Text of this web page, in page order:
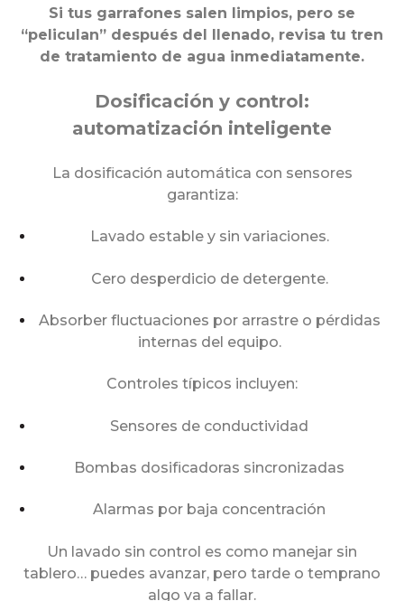
Si tus garrafones salen limpios, pero se
“peliculan” después del llenado, revisa tu tren
de tratamiento de agua inmediatamente.
Dosificación y control:
automatización inteligente
La dosificación automática con sensores
garantiza:
Lavado estable y sin variaciones.
Cero desperdicio de detergente.
Absorber fluctuaciones por arrastre o pérdidas
internas del equipo.
Controles típicos incluyen:
Sensores de conductividad
Bombas dosificadoras sincronizadas
Alarmas por baja concentración
Un lavado sin control es como manejar sin
tablero… puedes avanzar, pero tarde o temprano
algo va a fallar.